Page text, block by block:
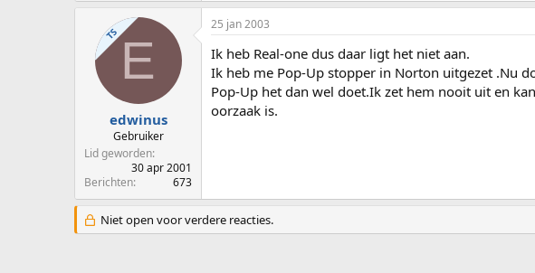
TS E
edwinus
Gebruiker
Lid geworden
30 apr 2001
Berichten
673
25 jan 2003
Ik heb Real-one dus daar ligt het niet aan.
Ik heb me Pop-Up stopper in Norton uitgezet .Nu
Pop-Up het dan wel doet.Ik zet hem nooit uit en
oorzaak is.
Niet open voor verdere reacties.